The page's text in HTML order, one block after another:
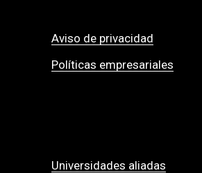
Aviso de privacidad
Políticas empresariales
Universidades aliadas